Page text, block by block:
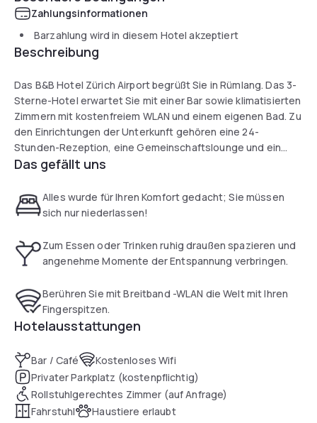
Zahlungsinformationen
Barzahlung wird in diesem Hotel akzeptiert
Beschreibung
Das B&B Hotel Zürich Airport begrüßt Sie in Rümlang. Das 3-
Sterne-Hotel erwartet Sie mit einer Bar sowie klimatisierten
Zimmern mit kostenfreiem WLAN und einem eigenen Bad. Zu
den Einrichtungen der Unterkunft gehören eine 24-
Stunden-Rezeption, eine Gemeinschaftslounge und ein
Geldwechselservice.
Alle Zimmer im Hotel verfügen über einen Kleiderschrank.
Außerdem sind die Zimmer im B&B Hotel Zürich Airport mit
Morgens können Sie in der Unterkunft ein kontinentales
Zürich ist 14 km vom B&B Hotel Zürich Airport entfernt.
Winterthur erreichen Sie nach 27 km. Der nächstgelegene
Flughafen ist der 6 km vom Hotel entfernte Flughafen Zürich.
Das gefällt uns
Alles wurde für Ihren Komfort gedacht; Sie müssen
sich nur niederlassen!
Zum Essen oder Trinken ruhig draußen spazieren und
angenehme Momente der Entspannung verbringen.
Berühren Sie mit Breitband -WLAN die Welt mit Ihren
Fingerspitzen.
Hotelausstattungen
Bar / Café
Kostenloses Wifi
Privater Parkplatz (kostenpflichtig)
Rollstuhlgerechtes Zimmer (auf Anfrage)
Fahrstuhl
Haustiere erlaubt